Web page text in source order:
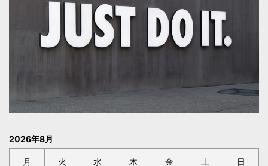
2026年8月
月 火 水 木 金 土 日